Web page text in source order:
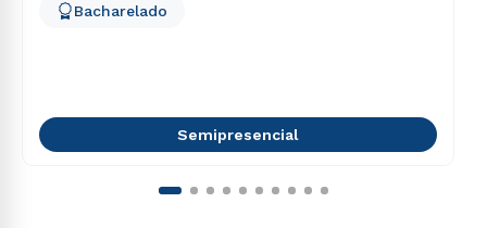
Bacharelado
Semipresencial